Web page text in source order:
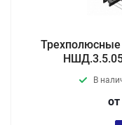
Трехполюсные
В